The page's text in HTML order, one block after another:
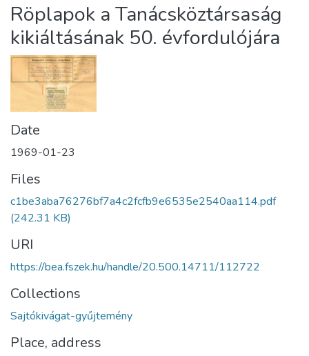
About us
Röplapok a Tanácsköztársaság
kikiáltásának 50. évfordulójára
Date
1969-01-23
Files
c1be3aba76276bf7a4c2fcfb9e6535e2540aa114.pdf
(242.31 KB)
URI
https://bea.fszek.hu/handle/20.500.14711/112722
Collections
Sajtókivágat-gyűjtemény
Place, address